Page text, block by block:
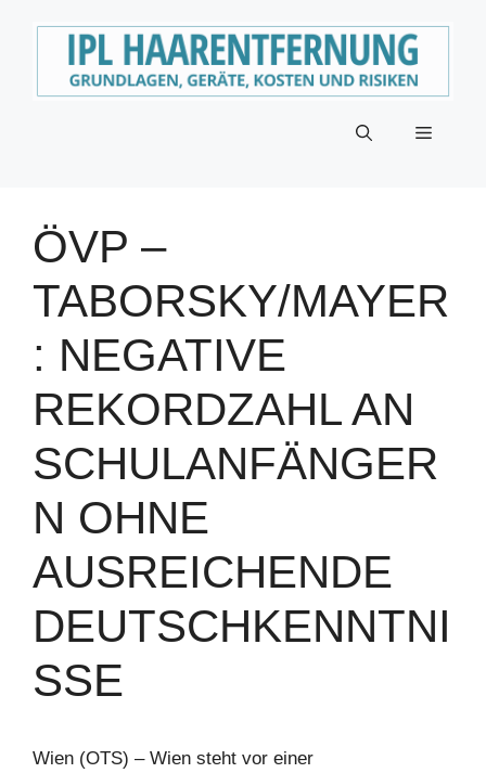
Menü
ÖVP –
TABORSKY/MAYER
: NEGATIVE
REKORDZAHL AN
SCHULANFÄNGER
N OHNE
AUSREICHENDE
DEUTSCHKENNTNI
SSE
Wien (OTS) – Wien steht vor einer